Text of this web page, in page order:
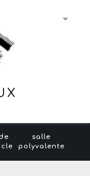
salle
polyvalente